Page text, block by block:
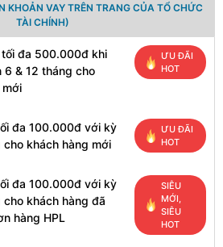
KHOẢN VAY TRÊN TRANG CỦA TỔ CHỨC
TÀI CHÍNH)
tối đa 500.000đ khi
6 & 12 tháng cho
ƯU ĐÃI
HOT
đa 100.000đ với kỳ
cho khách hàng mới
ƯU ĐÃI
HOT
đa 100.000đ với kỳ
cho khách hàng đã
hàng HPL
SIÊU
MỚI,
SIÊU
HOT